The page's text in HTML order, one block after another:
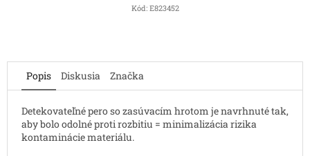
Kód: E823452
Popis Diskusia Značka
Detekovateľné pero so zasúvacím hrotom je navrhnuté tak,
aby bolo odolné proti rozbitiu = minimalizácia rizika
kontaminácie materiálu.